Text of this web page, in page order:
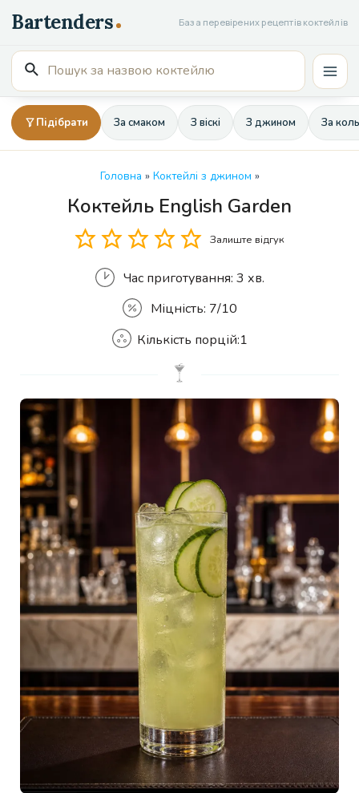
до
вмісту
База перевірених рецептів коктейлів
Пошук
для:
Підібрати За смаком З віскі З джином За
Головна » Коктейлі з джином »
Коктейль English Garden
Залиште відгук
Час приготування: 3 хв.
Міцність: 7/10
Кількість
Кількість порцій:1